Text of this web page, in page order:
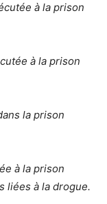
à la prison
à la prison
la prison
à la prison
liées à la drogue.